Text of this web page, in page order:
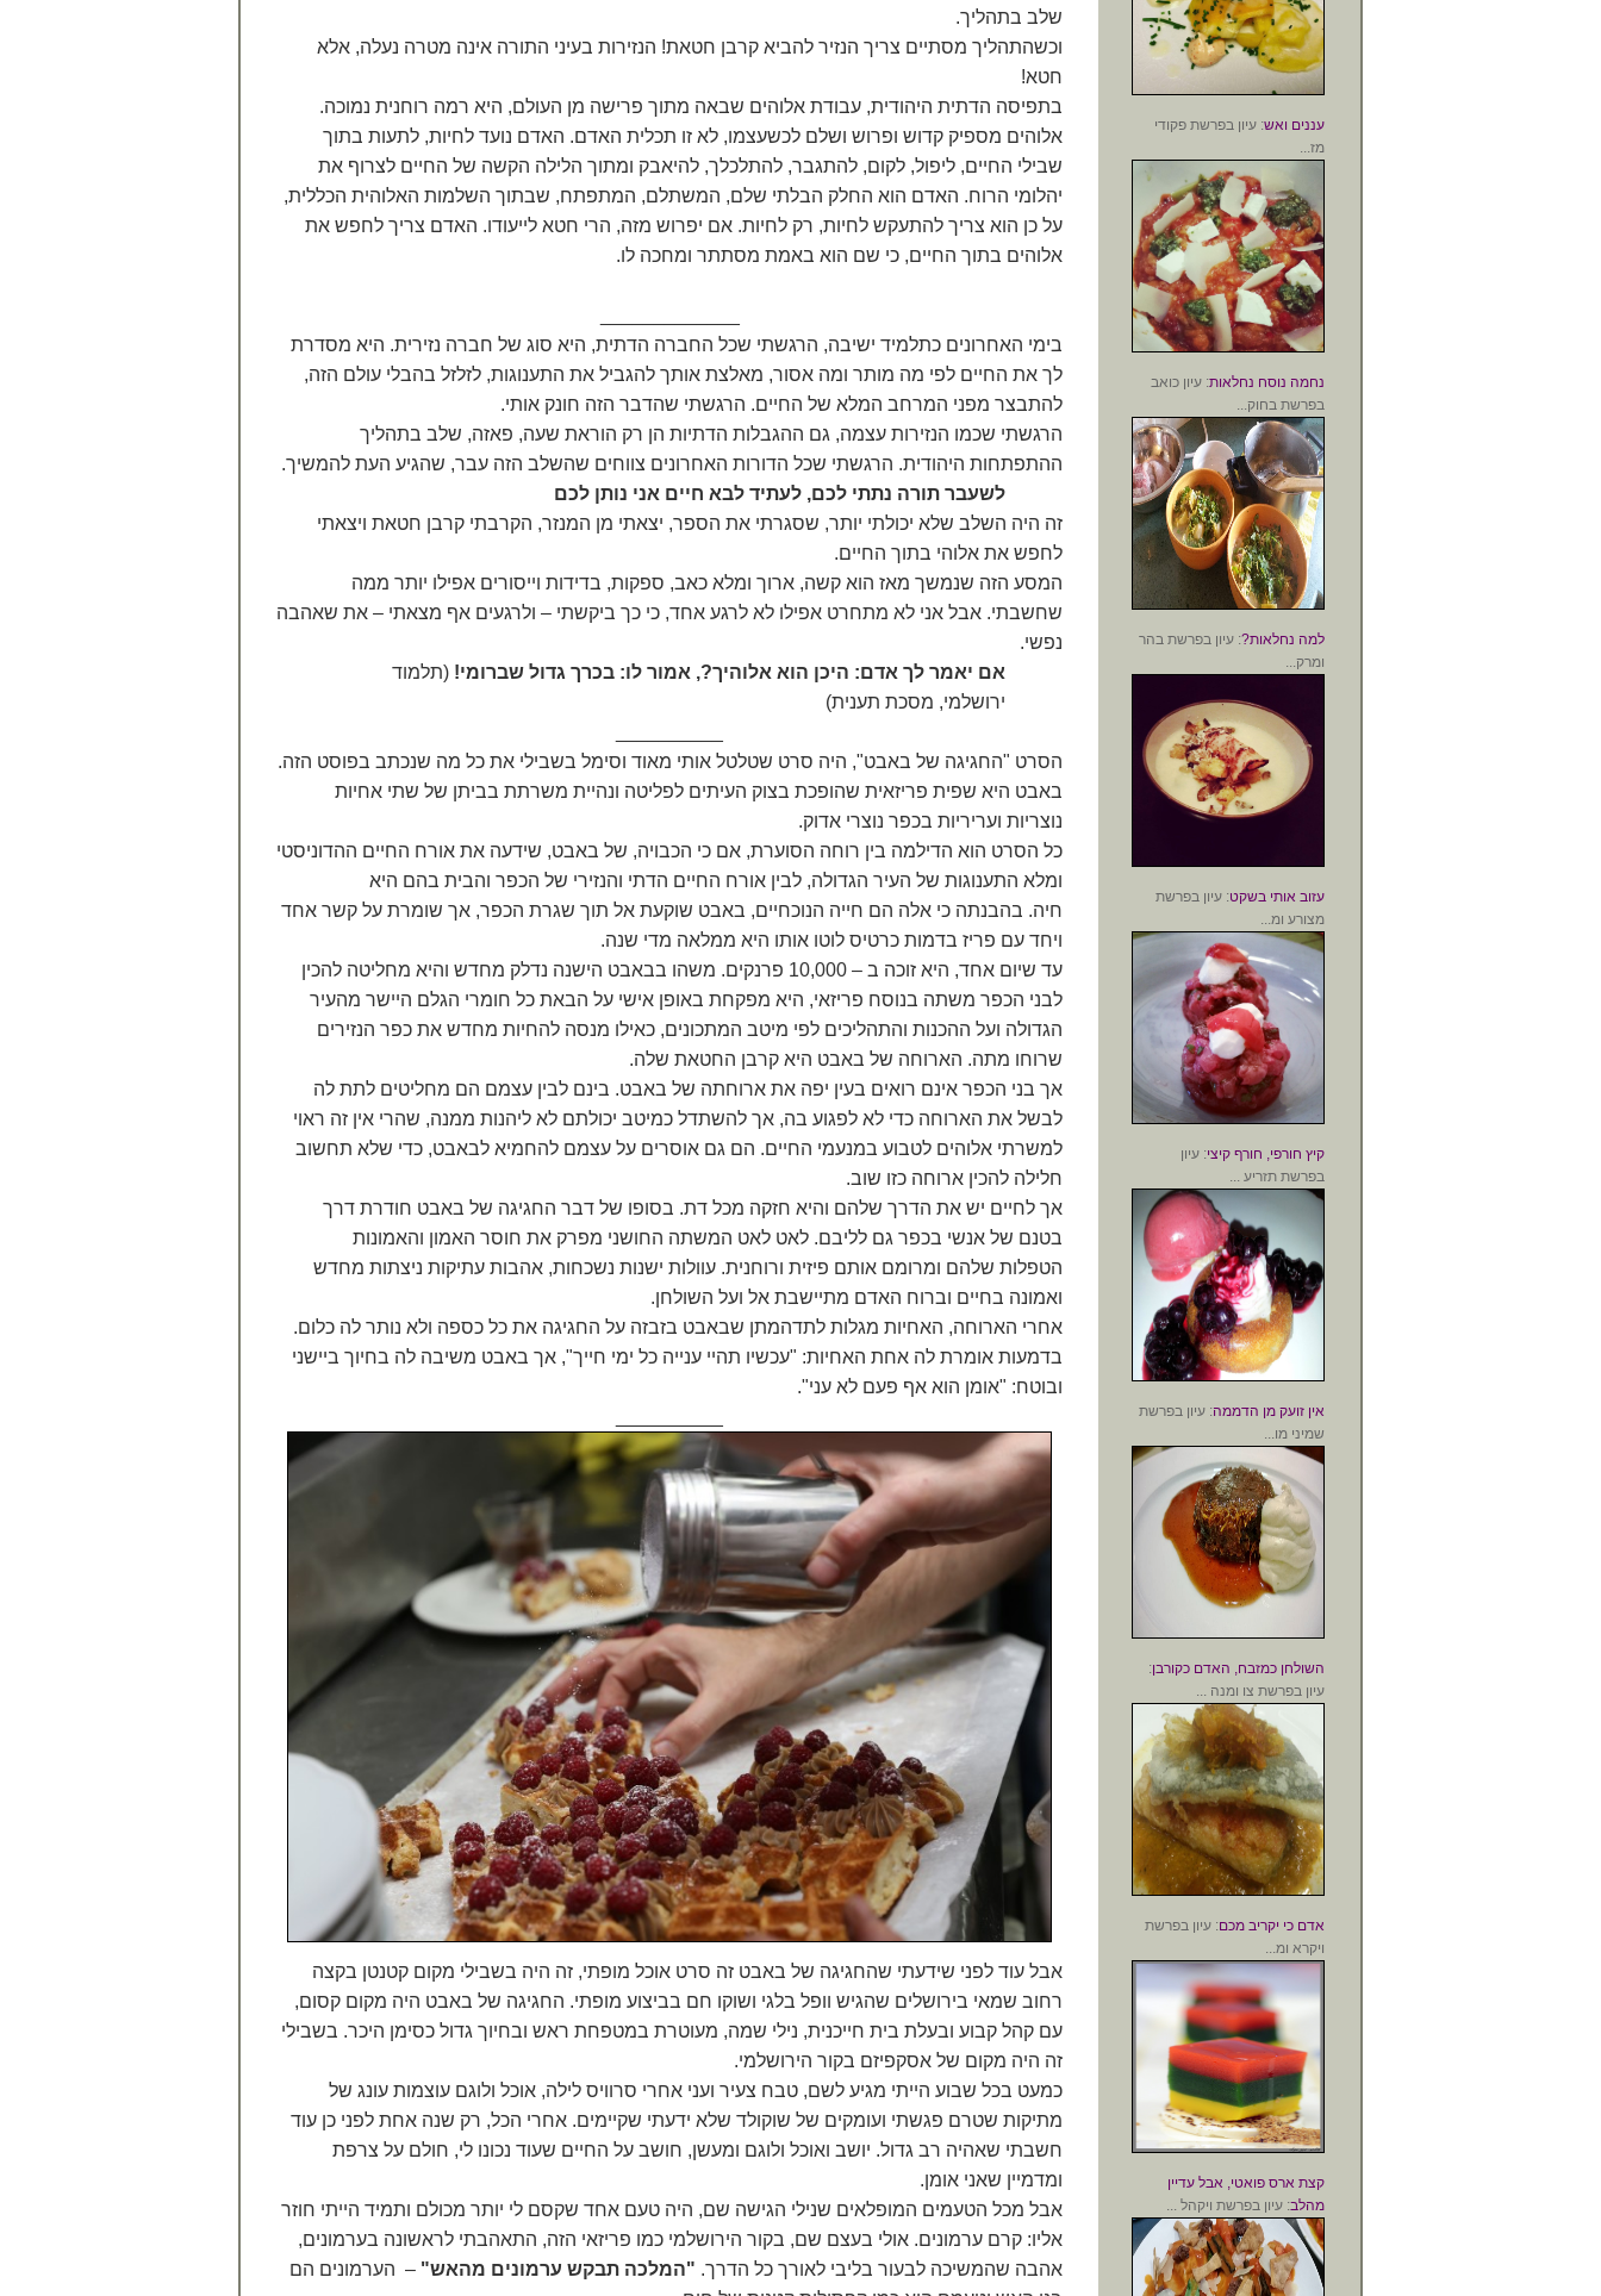
שלב בתהליך.
וכשהתהליך מסתיים צריך הנזיר להביא קרבן חטאת! הנזירות בעיני התורה אינה מטרה נעלה, אלא
חטא!
בתפיסה הדתית היהודית, עבודת אלוהים שבאה מתוך פרישה מן העולם, היא רמה רוחנית נמוכה.
אלוהים מספיק קדוש ופרוש ושלם לכשעצמו, לא זו תכלית האדם. האדם נועד לחיות, לתעות בתוך
שבילי החיים, ליפול, לקום, להתגבר, להתלכלך, להיאבק ומתוך הלילה הקשה של החיים לצרוף את
יהלומי הרוח. האדם הוא החלק הבלתי שלם, המשתלם, המתפתח, שבתוך השלמות האלוהית הכללית,
על כן הוא צריך להתעקש לחיות, רק לחיות. אם יפרוש מזה, הרי חטא לייעודו. האדם צריך לחפש את
אלוהים בתוך החיים, כי שם הוא באמת מסתתר ומחכה לו.
בימי האחרונים כתלמיד ישיבה, הרגשתי שכל החברה הדתית, היא סוג של חברה נזירית. היא מסדרת
לך את החיים לפי מה מותר ומה אסור, מאלצת אותך להגביל את התענוגות, לזלזל בהבלי עולם הזה,
להתבצר מפני המרחב המלא של החיים. הרגשתי שהדבר הזה חונק אותי.
הרגשתי שכמו הנזירות עצמה, גם ההגבלות הדתיות הן רק הוראת שעה, פאזה, שלב בתהליך
ההתפתחות היהודית. הרגשתי שכל הדורות האחרונים צווחים שהשלב הזה עבר, שהגיע העת להמשיך.
לשעבר תורה נתתי לכם, לעתיד לבא חיים אני נותן לכם
זה היה השלב שלא יכולתי יותר, שסגרתי את הספר, יצאתי מן המנזר, הקרבתי קרבן חטאת ויצאתי
לחפש את אלוהי בתוך החיים.
המסע הזה שנמשך מאז הוא קשה, ארוך ומלא כאב, ספקות, בדידות וייסורים אפילו יותר ממה
שחשבתי. אבל אני לא מתחרט אפילו לא לרגע אחד, כי כך ביקשתי – ולרגעים אף מצאתי – את שאהבה
נפשי.
אם יאמר לך אדם: היכן הוא אלוהיך?, אמור לו: בכרך גדול שברומי! (תלמוד
ירושלמי, מסכת תענית)
הסרט "החגיגה של באבט", היה סרט שטלטל אותי מאוד וסימל בשבילי את כל מה שנכתב בפוסט הזה.
באבט היא שפית פריזאית שהופכת בצוק העיתים לפליטה ונהיית משרתת בביתן של שתי אחיות
נוצריות ועריריות בכפר נוצרי אדוק.
כל הסרט הוא הדילמה בין רוחה הסוערת, אם כי הכבויה, של באבט, שידעה את אורח החיים ההדוניסטי
ומלא התענוגות של העיר הגדולה, לבין אורח החיים הדתי והנזירי של הכפר והבית בהם היא
חיה. בהבנתה כי אלה הם חייה הנוכחיים, באבט שוקעת אל תוך שגרת הכפר, אך שומרת על קשר אחד
ויחד עם פריז בדמות כרטיס לוטו אותו היא ממלאה מדי שנה.
עד שיום אחד, היא זוכה ב – 10,000 פרנקים. משהו בבאבט הישנה נדלק מחדש והיא מחליטה להכין
לבני הכפר משתה בנוסח פריזאי, היא מפקחת באופן אישי על הבאת כל חומרי הגלם היישר מהעיר
הגדולה ועל ההכנות והתהליכים לפי מיטב המתכונים, כאילו מנסה להחיות מחדש את כפר הנזירים
שרוחו מתה. הארוחה של באבט היא קרבן החטאת שלה.
אך בני הכפר אינם רואים בעין יפה את ארוחתה של באבט. בינם לבין עצמם הם מחליטים לתת לה
לבשל את הארוחה כדי לא לפגוע בה, אך להשתדל כמיטב יכולתם לא ליהנות ממנה, שהרי אין זה ראוי
למשרתי אלוהים לטבוע במנעמי החיים. הם גם אוסרים על עצמם להחמיא לבאבט, כדי שלא תחשוב
חלילה להכין ארוחה כזו שוב.
אך לחיים יש את הדרך שלהם והיא חזקה מכל דת. בסופו של דבר החגיגה של באבט חודרת דרך
בטנם של אנשי בכפר גם לליבם. לאט לאט המשתה החושני מפרק את חוסר האמון והאמונות
הטפלות שלהם ומרומם אותם פיזית ורוחנית. עוולות ישנות נשכחות, אהבות עתיקות ניצתות מחדש
ואמונה בחיים וברוח האדם מתיישבת אל ועל השולחן.
אחרי הארוחה, האחיות מגלות לתדהמתן שבאבט בזבזה על החגיגה את כל כספה ולא נותר לה כלום.
בדמעות אומרת לה אחת האחיות: "עכשיו תהיי ענייה כל ימי חייך", אך באבט משיבה לה בחיוך ביישני
ובוטח: "אומן הוא אף פעם לא עני".
אבל עוד לפני שידעתי שהחגיגה של באבט זה סרט אוכל מופתי, זה היה בשבילי מקום קטנטן בקצה
רחוב שמאי בירושלים שהגיש וופל בלגי ושוקו חם בביצוע מופתי. החגיגה של באבט היה מקום קסום,
עם קהל קבוע ובעלת בית חייכנית, נילי שמה, מעוטרת במטפחת ראש ובחיוך גדול כסימן היכר. בשבילי
זה היה מקום של אסקפיזם בקור הירושלמי.
כמעט בכל שבוע הייתי מגיע לשם, טבח צעיר ועני אחרי סרוויס לילה, אוכל ולוגם עוצמות עונג של
מתיקות שטרם פגשתי ועומקים של שוקולד שלא ידעתי שקיימים. אחרי הכל, רק שנה אחת לפני כן עוד
חשבתי שאהיה רב גדול. יושב ואוכל ולוגם ומעשן, חושב על החיים שעוד נכונו לי, חולם על צרפת
ומדמיין שאני אומן.
אבל מכל הטעמים המופלאים שנילי הגישה שם, היה טעם אחד שקסם לי יותר מכולם ותמיד הייתי חוזר
אליו: קרם ערמונים. אולי בעצם שם, בקור הירושלמי כמו פריזאי הזה, התאהבתי לראשונה בערמונים,
אהבה שהמשיכה לבעור בליבי לאורך כל הדרך. "המלכה תבקש ערמונים מהאש" – הערמונים הם
עננים ואש: עיון בפרשת פקודי
מז...
נחמה נוסח נחלאות: עיון כואב
בפרשת בחוק...
למה נחלאות?: עיון בפרשת בהר
ומרק...
עזוב אותי בשקט: עיון בפרשת
מצורע ומ...
קיץ חורפי, חורף קיצי: עיון
בפרשת תזריע ...
אין זועק מן הדממה: עיון בפרשת
שמיני מו...
השולחן כמזבח, האדם כקורבן:
עיון בפרשת צו ומנה ...
אדם כי יקריב מכם: עיון בפרשת
ויקרא ומ...
קצת ארס פואטי, אבל עדיין
מהלב: עיון בפרשת ויקהל ...